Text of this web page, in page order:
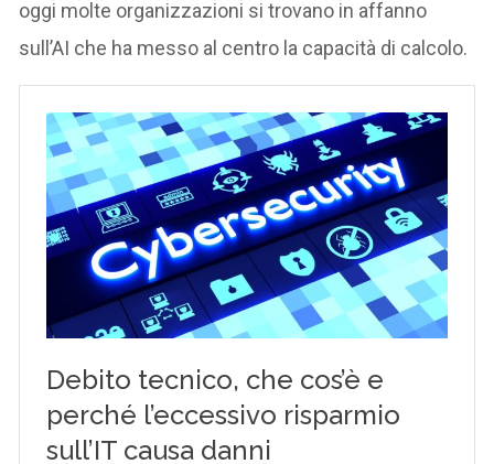
oggi molte organizzazioni si trovano in affanno
sull’AI che ha messo al centro la capacità di calcolo.